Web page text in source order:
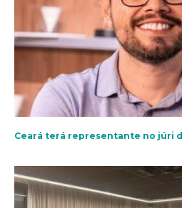
Ceará terá representante no júri